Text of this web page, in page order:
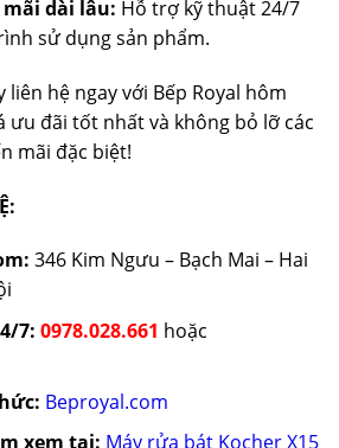
dài lâu: Hỗ trợ kỹ thuật 24/7
sử dụng sản phẩm.
liên hệ ngay với Bếp Royal hôm
ưu đãi tốt nhất và không bỏ lỡ các
mãi đặc biệt!
346 Kim Ngưu – Bạch Mai – Hai
7: 0978.028.661 hoặc
Beproyal.com
xem tại: Máy rửa bát Kocher X15